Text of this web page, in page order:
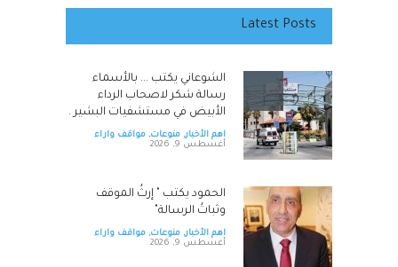
Latest Posts
الشوعاني يكتب ... بالأسماء
رسالة شكر لاصحاب الرداء
الأبيض في مستشفيات البشير .
اهم الأخبار, منوعات, مواقف واراء
أغسطس 9, 2026
الحمود يكتب " إرثُ الموقف
وثباتُ الرسالة"
اهم الأخبار, منوعات, مواقف واراء
أغسطس 9, 2026